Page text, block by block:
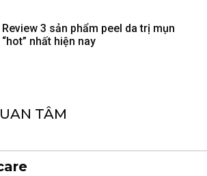
Review 3 sản phẩm peel da trị mụn
“hot” nhất hiện nay
TÂM